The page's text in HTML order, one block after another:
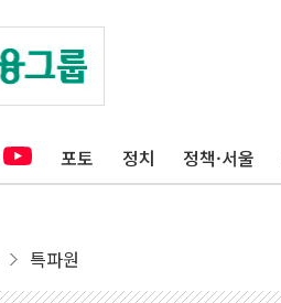
포토 정치 정책·서울
특파원